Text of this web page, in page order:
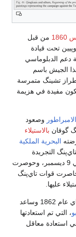
من قبل
تحت قيادة
دعم الدبلوماسي
الجيش باسم
تشينگ متمرسة
مفيدة في هزيمة
وصعود
گوفان بالاستيلاء
البحرية الملكية
أطلق التاي‌پنگ التجريدة
أخيرًا في 31 ديسمبر 1861. حاصرت قوات تاي‌پنگ
صد الجيش المنتصر دائماً هجوماً آخر على شنغهاي عام 1862 وساعد
، التي تم استعادتها
في استعادة معاقل